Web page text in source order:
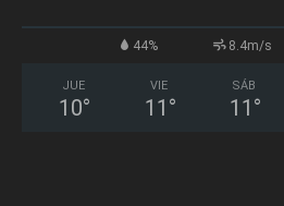
44% 8.4m/s
JUE
10°
VIE
11 °
SÁB
11 °